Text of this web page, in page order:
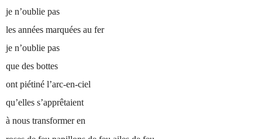
je n’oublie pas
les années marquées au fer
je n’oublie pas
que des bottes
ont piétiné l’arc-en-ciel
qu’elles s’apprêtaient
à nous transformer en